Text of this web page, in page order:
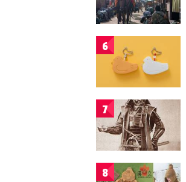
6
7
8